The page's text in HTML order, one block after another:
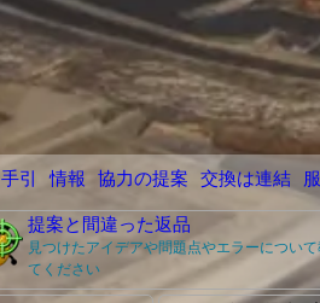
手引 情報 協力の提案 交換は連結
提案と間違った返品
見つけたアイデアや問題点やエラーについて
てください